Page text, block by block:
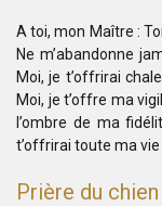
A toi, mon Maître :
Ne m’abandonne
Moi, je t’offrirai
Moi, je t’offre ma
l’ombre de ma
t’offrirai toute ma vie
Prière du chien